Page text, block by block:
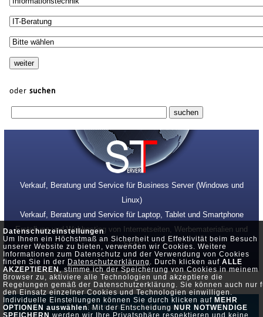
Datenschutzeinstellungen
Um Ihnen ein Höchstmaß an Sicherheit und Effektivität beim Besuch
unserer Website zu bieten, verwenden wir Cookies. Weitere
Informationen zum Datenschutz und der Verwendung von Cookies
finden Sie in der Datenschutzerklärung . Durch klicken auf ALLE
AKZEPTIEREN, stimme ich der Speicherung von Cookies in meinem
Browser zu, aktiviere alle Technologien und akzeptiere die
Regelungen gemäß der Datenschutzerklärung. Sie können auch nur
den Einsatz einzelner Cookies und Technologien einwilligen.
Individuelle Einstellungen können Sie durch klicken auf MEHR
OPTIONEN auswählen. Mit der EntscheidungNUR NOTWENDIGE
SPEICHERN werden wir Ihre Privatsphäre respektieren und keine
oder suchen
Verkauf, Beratung und Service für Business Server (Windows und
Linux)
Verkauf, Beratung und Service für Laptop, Tablet und Smartphone
Erstellung und Webhosting von Internetseiten, Werbematerialien und
SEO
Datenschutz •Impressum